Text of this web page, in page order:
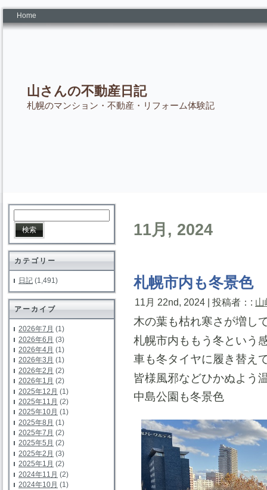
Home
山さんの不動産日記
札幌のマンション・不動産・リフォーム体験記
カテゴリー
日記 (1,491)
アーカイブ
2026年7月 (1)
2026年6月 (3)
2026年4月 (1)
2026年3月 (1)
2026年2月 (2)
2026年1月 (2)
2025年12月 (1)
2025年11月 (2)
2025年10月 (1)
2025年8月 (1)
2025年7月 (2)
2025年5月 (2)
2025年2月 (3)
2025年1月 (2)
2024年11月 (2)
2024年10月 (1)
11月, 2024
札幌市内も冬景色
11月 22nd, 2024 | 投稿者：: 山
木の葉も枯れ寒さが増し
札幌市内ももう冬という
車も冬タイヤに履き替え
皆様風邪などひかぬよう
中島公園も冬景色